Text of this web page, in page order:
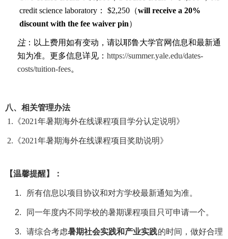
credit science laboratory ： $2,250 （will receive a 20%
discount with the fee waiver pin）
注：以上费用如有变动，请以耶鲁大学官网信息和最新通
知为准。更多信息详见： https://summer.yale.edu/dates-
costs/tuition-fees。
八、相关管理办法
1. 《2021年暑期海外在线课程项目学分认定说明》
2. 《2021年暑期海外在线课程项目奖助说明》
【温馨提醒】：
1. 所有信息以项目协议和对方学校最新通知为准。
2. 同一年度内不同学校的暑期课程项目只可申请一个。
3. 请综合考虑暑期社会实践和产业实践的时间，做好合理